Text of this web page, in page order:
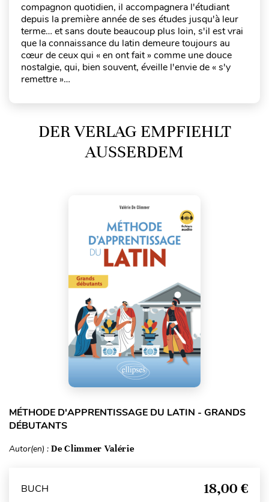
compagnon quotidien, il accompagnera l'étudiant
depuis la première année de ses études jusqu'à leur
terme… et sans doute beaucoup plus loin, s'il est vrai
que la connaissance du latin demeure toujours au
cœur de ceux qui « en ont fait » comme une douce
nostalgie, qui, bien souvent, éveille l'envie de « s'y
remettre »…
DER VERLAG EMPFIEHLT
AUSSERDEM
MÉTHODE D'APPRENTISSAGE DU LATIN - GRANDS
DÉBUTANTS
Autor(en) : De Climmer Valérie
BUCH 18,00 €